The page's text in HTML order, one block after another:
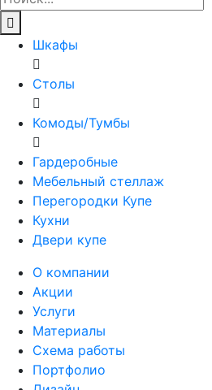
Шкафы
Столы
Комоды/Тумбы
Гардеробные
Мебельный стеллаж
Перегородки Купе
Кухни
Двери купе
О компании
Акции
Услуги
Материалы
Схема работы
Портфолио